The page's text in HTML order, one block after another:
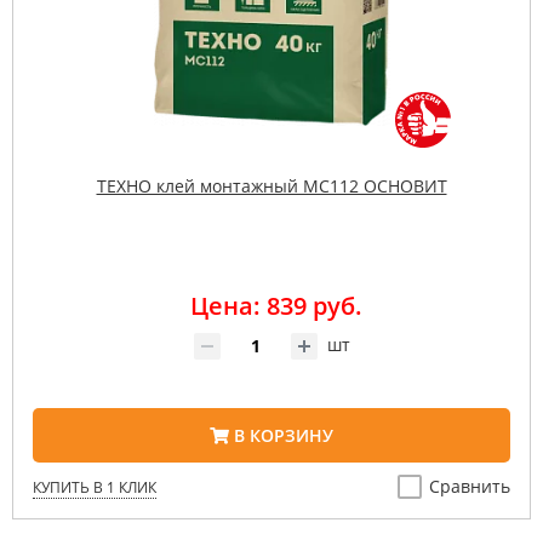
ТЕХНО клей монтажный MC112 ОСНОВИТ
Цена: 839 руб.
шт
В КОРЗИНУ
КУПИТЬ В 1 КЛИК Сравнить